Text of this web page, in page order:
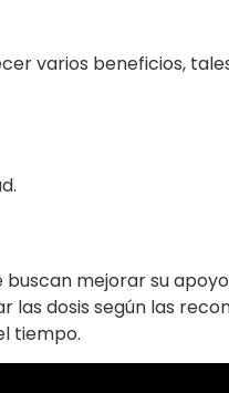
varios beneficios,
mejorar su
dosis según las
tiempo.